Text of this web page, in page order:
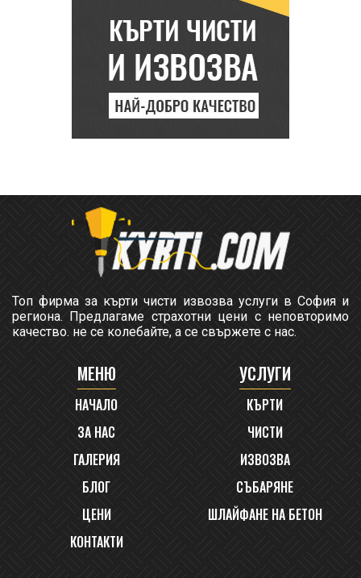
Топ фирма за кърти чисти извозва услуги в София и
региона. Предлагаме страхотни цени с неповторимо
качество. не се колебайте, а се свържете с нас.
МЕНЮ
НАЧАЛО
ЗА НАС
ГАЛЕРИЯ
БЛОГ
ЦЕНИ
КОНТАКТИ
УСЛУГИ
КЪРТИ
ЧИСТИ
ИЗВОЗВА
СЪБАРЯНЕ
ШЛАЙФАНЕ НА БЕТОН